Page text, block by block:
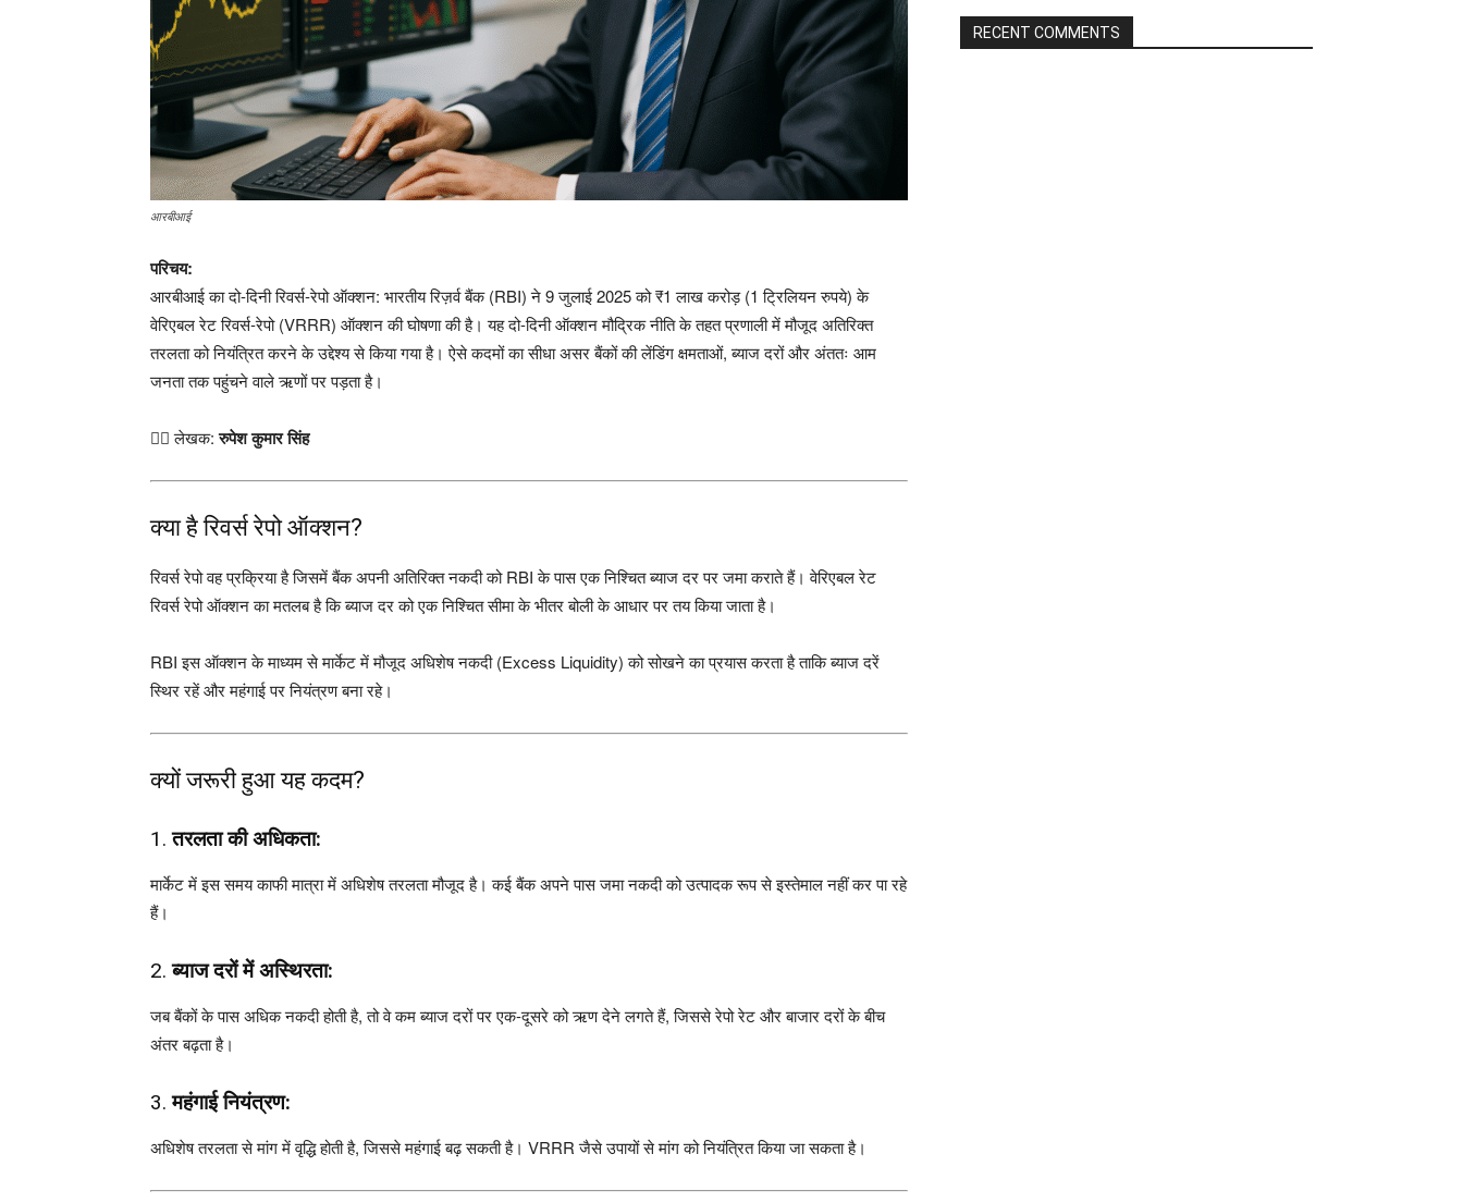
आरबीआई
परिचय:
आरबीआई का दो-दिनी रिवर्स-रेपो ऑक्शन: भारतीय रिज़र्व बैंक (RBI) ने 9 जुलाई 2025 को ₹1 लाख करोड़ (1 ट्रिलियन रुपये) के
वेरिएबल रेट रिवर्स-रेपो (VRRR) ऑक्शन की घोषणा की है। यह दो-दिनी ऑक्शन मौद्रिक नीति के तहत प्रणाली में मौजूद अतिरिक्त
तरलता को नियंत्रित करने के उद्देश्य से किया गया है। ऐसे कदमों का सीधा असर बैंकों की लेंडिंग क्षमताओं, ब्याज दरों और अंततः आम
जनता तक पहुंचने वाले ऋणों पर पड़ता है।
✍🏻 लेखक:रुपेश कुमार सिंह
क्या है रिवर्स रेपो ऑक्शन?
रिवर्स रेपो वह प्रक्रिया है जिसमें बैंक अपनी अतिरिक्त नकदी को RBI के पास एक निश्चित ब्याज दर पर जमा कराते हैं। वेरिएबल रेट
रिवर्स रेपो ऑक्शन का मतलब है कि ब्याज दर को एक निश्चित सीमा के भीतर बोली के आधार पर तय किया जाता है।
RBI इस ऑक्शन के माध्यम से मार्केट में मौजूद अधिशेष नकदी (Excess Liquidity) को सोखने का प्रयास करता है ताकि ब्याज दरें
स्थिर रहें और महंगाई पर नियंत्रण बना रहे।
क्यों जरूरी हुआ यह कदम?
1.तरलता की अधिकता:
मार्केट में इस समय काफी मात्रा में अधिशेष तरलता मौजूद है। कई बैंक अपने पास जमा नकदी को उत्पादक रूप से इस्तेमाल नहीं कर पा रहे
हैं।
2.ब्याज दरों में अस्थिरता:
जब बैंकों के पास अधिक नकदी होती है, तो वे कम ब्याज दरों पर एक-दूसरे को ऋण देने लगते हैं, जिससे रेपो रेट और बाजार दरों के बीच
अंतर बढ़ता है।
3.महंगाई नियंत्रण:
अधिशेष तरलता से मांग में वृद्धि होती है, जिससे महंगाई बढ़ सकती है। VRRR जैसे उपायों से मांग को नियंत्रित किया जा सकता है।
RECENT COMMENTS